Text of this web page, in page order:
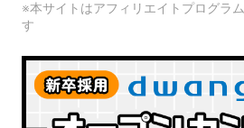
※本サイトはアフィリエイトプログラ
す